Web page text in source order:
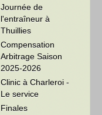
Journée de
l'entraîneur à
Thuillies
Compensation
Arbitrage Saison
2025-2026
Clinic à Charleroi -
Le service
Finales